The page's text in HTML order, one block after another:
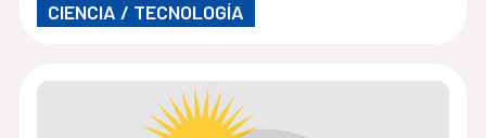
CIENCIA / TECNOLOGÍA